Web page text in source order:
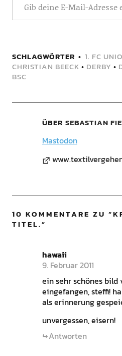
SCHLAGWÖRTER 1. FC
CHRISTIAN BEECK • DERBY •
BSC
ÜBER SEBASTIAN
Mastodon
10 KOMMENTARE ZU “
TITEL.”
hawaii
9. Februar 2011
ein sehr schönes bild
eingefangen, steffi!
als erinnerung
unvergessen, eisern!
Antworten